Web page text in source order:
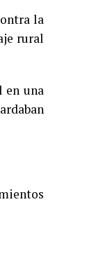
la
rural
en una